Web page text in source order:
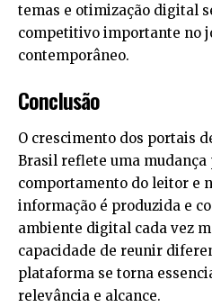
temas e otimização digital
competitivo importante no
contemporâneo.
Conclusão
O crescimento dos portais
Brasil reflete uma mudança
comportamento do leitor e
informação é produzida e
ambiente digital cada vez
capacidade de reunir
plataforma se torna
relevância e alcance.